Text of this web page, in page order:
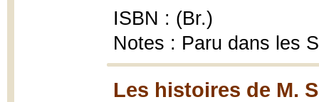
ISBN : (Br.)
Notes : Paru dans les
Les histoires de M.